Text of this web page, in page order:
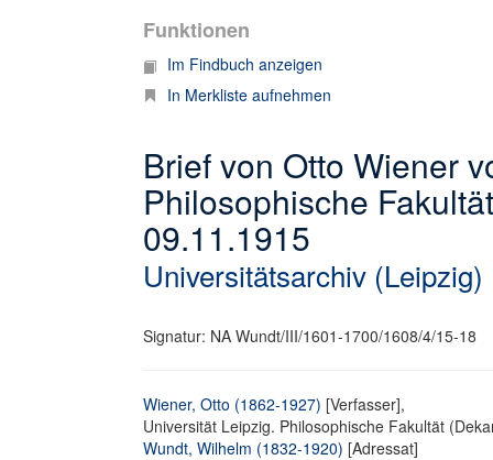
Funktionen
Im Findbuch anzeigen
In Merkliste aufnehmen
Brief von Otto Wiener
Philosophische
09.11.1915
Universitätsarchiv (Leipzig)
Signatur: NA Wundt/III/1601-1700/1608/4/15-18
Wiener, Otto (1862-1927) [Verfasser],
Universität Leipzig. Philosophische Fakultät
Wundt, Wilhelm (1832-1920) [Adressat]